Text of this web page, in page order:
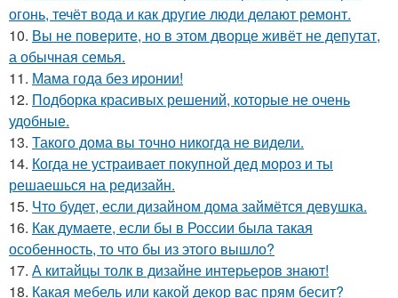
огонь, течёт вода и как другие люди делают ремонт.
10. Вы не поверите, но в этом дворце живёт не депутат,
а обычная семья.
11. Мама года без иронии!
12. Подборка красивых решений, которые не очень
удобные.
13. Такого дома вы точно никогда не видели.
14. Когда не устраивает покупной дед мороз и ты
решаешься на редизайн.
15. Что будет, если дизайном дома займётся девушка.
16. Как думаете, если бы в России была такая
особенность, то что бы из этого вышло?
17. А китайцы толк в дизайне интерьеров знают!
18. Какая мебель или какой декор вас прям бесит?